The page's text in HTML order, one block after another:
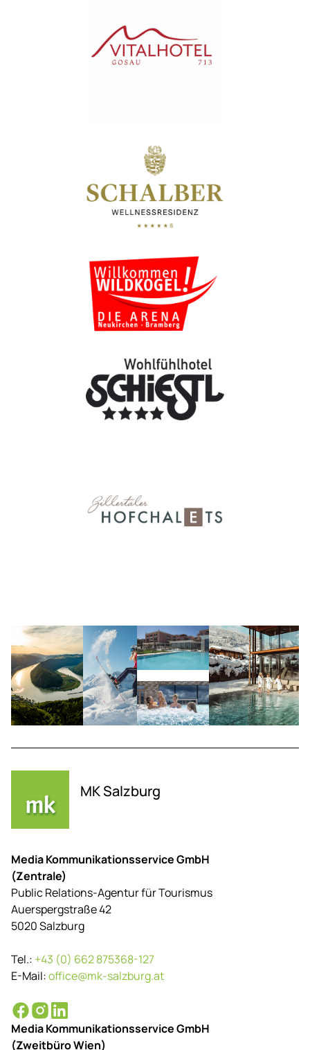
MK Salzburg
Media Kommunikationsservice GmbH
(Zentrale)
Public Relations-Agentur für Tourismus
Auerspergstraße 42
5020 Salzburg
Tel.: +43 (0) 662 875368-127
E-Mail:office@mk-salzburg.at
Media Kommunikationsservice GmbH
(Zweitbüro Wien)